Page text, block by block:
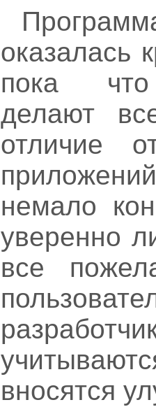
оказалась
пока что
делают
отличие
немало
уверенно
все
вносятся